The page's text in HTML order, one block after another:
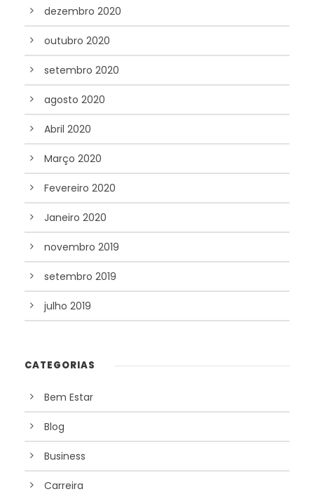
dezembro 2020
outubro 2020
setembro 2020
agosto 2020
Abril 2020
Março 2020
Fevereiro 2020
Janeiro 2020
novembro 2019
setembro 2019
julho 2019
CATEGORIAS
Bem Estar
Blog
Business
Carreira